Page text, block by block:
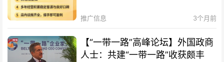
推广信息 3个月前
【“一带一路”高峰论坛】外国政商
人士：共建“一带一路”收获颇丰